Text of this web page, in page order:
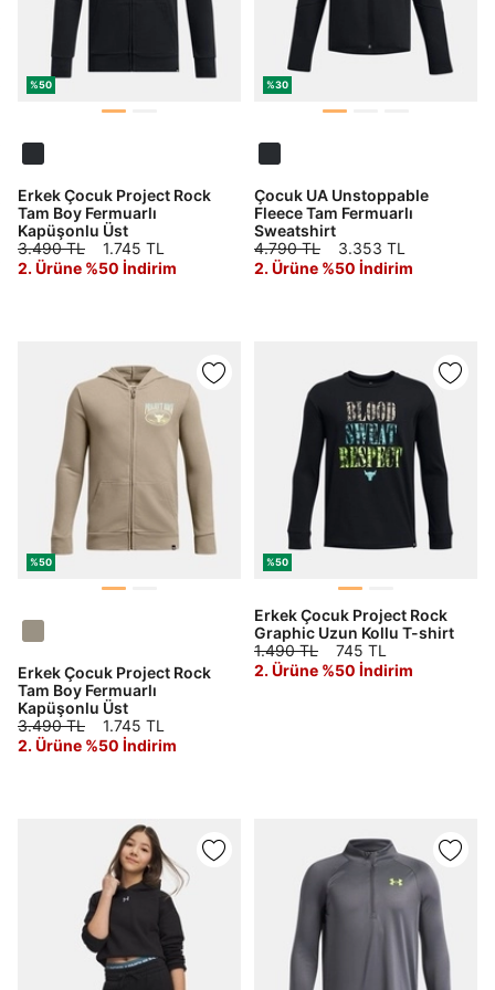
%50
Erkek Çocuk Project Rock
Tam Boy Fermuarlı
Kapüşonlu Üst
3.490 TL
1.745 TL
2. Ürüne %50 İndirim
%30
Çocuk UA Unstoppable
Fleece Tam Fermuarlı
Sweatshirt
4.790 TL
3.353 TL
2. Ürüne %50 İndirim
%50
Erkek Çocuk Project Rock
Tam Boy Fermuarlı
Kapüşonlu Üst
3.490 TL
1.745 TL
2. Ürüne %50 İndirim
%50
Erkek Çocuk Project Rock
Graphic Uzun Kollu T-shirt
1.490 TL
745 TL
2. Ürüne %50 İndirim
Daha hızlı ödeme. Hızlı sipariş takibi.
Giriş Yap Kayıt Ol
Şifre
göster
Şifremi Unuttum
Giriş Yap
Ad*
Telefon Numarası*
E-posta Adresi*